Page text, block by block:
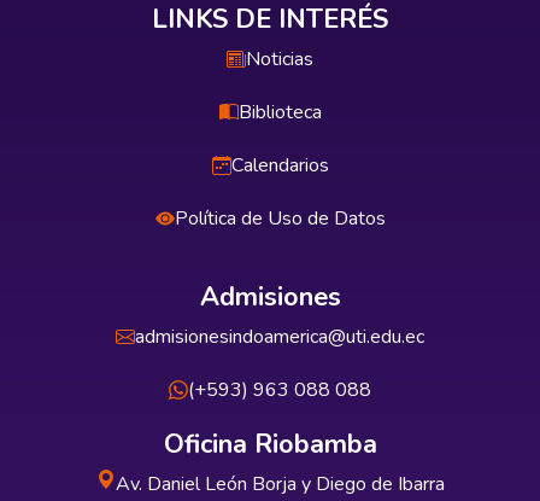
LINKS DE INTERÉS
Noticias
Biblioteca
Calendarios
Política de Uso de Datos
Admisiones
admisionesindoamerica@uti.edu.ec
(+593) 963 088 088
Oficina Riobamba
Av. Daniel León Borja y Diego de Ibarra